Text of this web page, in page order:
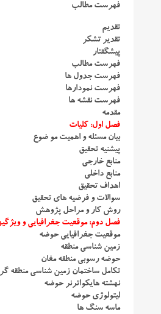
فهرست مطالب
تقدیم
تقدیر تشکر
پیشگفتار
فهرست مطالب
فهرست جدول ها
فهرست نمودارها
فهرست نقشه ها
مقدمه
فصل اول: کلیات
بیان مسئله و اهمیت مو ضوع
پیشنیه تحقیق
منابع خارجی
منابع داخلی
اهداف تحقیق
سوالات و فرضیه های تحقیق
روش کار و مراحل پژوهش
فصل دوم: موقعیت جغرافیایی و
موقعیت جغرافیایی حوضه
زمین شناسی منطقه
حوضه رسوبی منطقه مغان
تکامل ساختمان زمین شناسی منطقه
نهشته هایکواترنر حوضه
لیتولوژی حوضه
ماسه سنگ ها